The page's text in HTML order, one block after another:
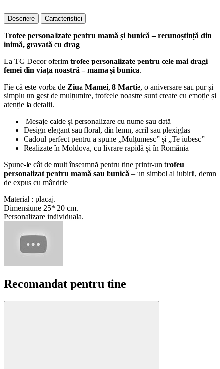
Descriere Caracteristici
Trofee personalizate pentru mamă și bunică – recunoștință din
inimă, gravată cu drag
La TG Decor oferim trofee personalizate pentru cele mai dragi
femei din viața noastră – mama și bunica.
Fie că este vorba de Ziua Mamei, 8 Martie, o aniversare sau pur și
simplu un gest de mulțumire, trofeele noastre sunt create cu emoție și
atenție la detalii.
Mesaje calde și personalizare cu nume sau dată
Design elegant sau floral, din lemn, acril sau plexiglas
Cadoul perfect pentru a spune „Mulțumesc” și „Te iubesc”
Realizate în Moldova, cu livrare rapidă și în România
Spune-le cât de mult înseamnă pentru tine printr-un trofeu
personalizat pentru mamă sau bunică – un simbol al iubirii, demn
de expus cu mândrie
Material : placaj.
Dimensiune 25* 20 cm.
Personalizare individuala.
Recomandat pentru tine